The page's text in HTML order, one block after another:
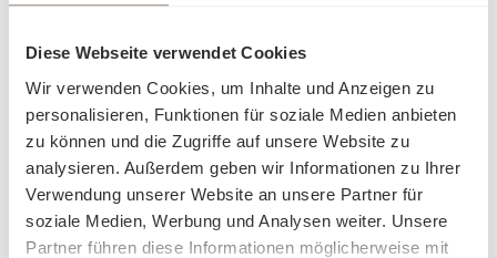
Diese Webseite verwendet Cookies
Wir verwenden Cookies, um Inhalte und Anzeigen zu
personalisieren, Funktionen für soziale Medien anbieten
zu können und die Zugriffe auf unsere Website zu
analysieren. Außerdem geben wir Informationen zu Ihrer
Verwendung unserer Website an unsere Partner für
soziale Medien, Werbung und Analysen weiter. Unsere
Partner führen diese Informationen möglicherweise mit
zart und luftig oder wohlig wärmend – unsere erlesenen
Stoffe passen sich Ihrem Komfort an und lassen Sie mit
jeder Berührung eine neue Facette der Behaglichkeit
entdecken. Unsere Bettwäsche ist nicht nur ein Produkt,
sondern eine Einladung, sich in Eleganz und Luxus fallen zu
lassen. Finden Sie heraus, worin Sie sich am besten
aufgehoben fühlen, und träumen Sie sich in Welten, die nur
für Sie geschaffen wurden.